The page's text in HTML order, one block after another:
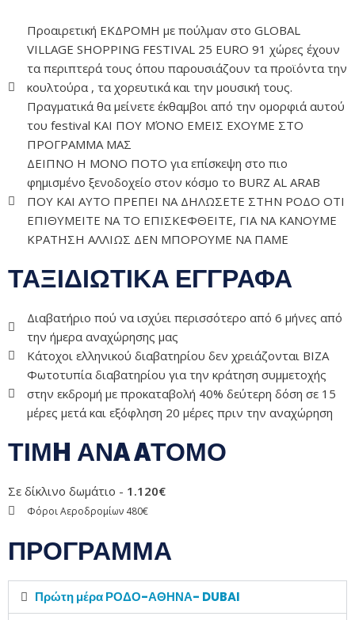
Προαιρετική ΕΚΔΡΟΜΗ με πούλμαν στο GLOBAL
VILLAGE SHOPPING FESTIVAL 25 EURO 91 χώρες έχουν
τα περιπτερά τους όπου παρουσιάζουν τα προϊόντα την
κουλτούρα , τα χορευτικά και την μουσική τους.
Πραγματικά θα μείνετε έκθαμβοι από την ομορφιά αυτού
του festival ΚΑΙ ΠΟΥ ΜΌΝΟ ΕΜΕΙΣ ΕΧΟΥΜΕ ΣΤΟ
ΠΡΟΓΡΑΜΜΑ ΜΑΣ
ΔΕΙΠΝΟ Η ΜΟΝΟ ΠΟΤΟ για επίσκεψη στο πιο
φημισμένο ξενοδοχείο στον κόσμο το BURZ AL ARAB
ΠΟΥ ΚΑΙ ΑΥΤΟ ΠΡΕΠΕΙ ΝΑ ΔΗΛΩΣΕΤΕ ΣΤΗΝ ΡΟΔΟ ΟΤΙ
ΕΠΙΘΥΜΕΙΤΕ ΝΑ ΤΟ ΕΠΙΣΚΕΦΘΕΙΤΕ, ΓΙΑ ΝΑ ΚΑΝΟΥΜΕ
ΚΡΑΤΗΣΗ ΑΛΛΙΩΣ ΔΕΝ ΜΠΟΡΟΥΜΕ ΝΑ ΠΑΜΕ
ΤΑΞΙΔΙΩΤΙΚΑ ΕΓΓΡΑΦΑ
Διαβατήριο πού να ισχύει περισσότερο από 6 μήνες από
την ήμερα αναχώρησης μας
Κάτοχοι ελληνικού διαβατηρίου δεν χρειάζονται ΒΙΖΑ
Φωτοτυπία διαβατηρίου για την κράτηση συμμετοχής
στην εκδρομή με προκαταβολή 40% δεύτερη δόση σε 15
μέρες μετά και εξόφληση 20 μέρες πριν την αναχώρηση
ΤΙΜH ΑΝA AΤΟΜΟ
Σε δίκλινο δωμάτιο - 1.120€
Φόροι Αεροδρομίων 480€
ΠΡΟΓΡΑΜΜΑ
Πρώτη μέρα ΡΟΔΟ-ΑΘΗΝΑ- DUBAI